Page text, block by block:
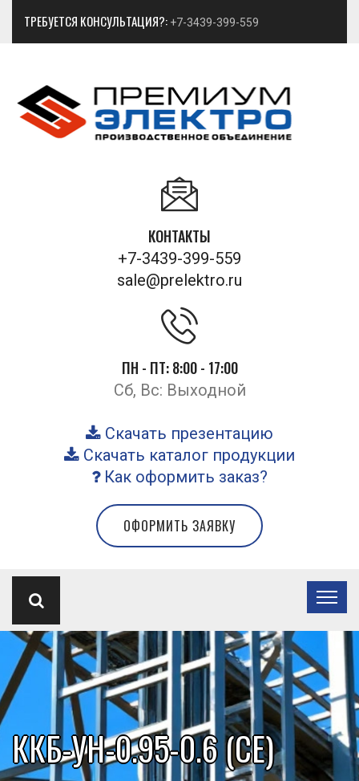
ТРЕБУЕТСЯ КОНСУЛЬТАЦИЯ?: +7-3439-399-559
КОНТАКТЫ
+7-3439-399-559
sale@prelektro.ru
ПН - ПТ: 8:00 - 17:00
Сб, Вс: Выходной
Скачать презентацию
Скачать каталог продукции
Как оформить заказ?
ОФОРМИТЬ ЗАЯВКУ
ККБ-УН-0.95-0.6 (СЕ)